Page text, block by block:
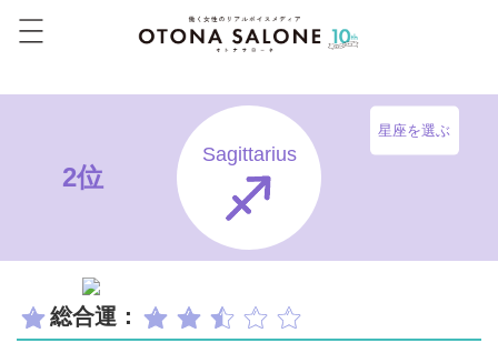
2位
Sagittarius
星座を選ぶ
総合運：